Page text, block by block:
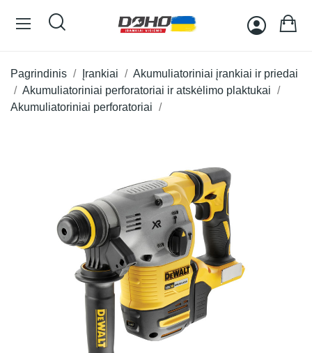
Pagrindinis Įrankiai
Akumuliatoriniai įrankiai ir priedai
Akumuliatoriniai perforatoriai ir atskėlimo plaktukai
Akumuliatoriniai perforatoriai